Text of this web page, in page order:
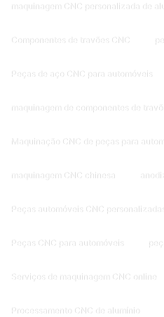
maquinagem CNC personalizada de
Componentes de travões CNC
Peças de aço CNC para automóveis
maquinagem de componentes de
Maquinação CNC de peças para
maquinagem CNC chinesa
Peças automóveis CNC
Peças CNC para automóveis
Serviços de maquinagem CNC online
Processamento CNC de alumínio